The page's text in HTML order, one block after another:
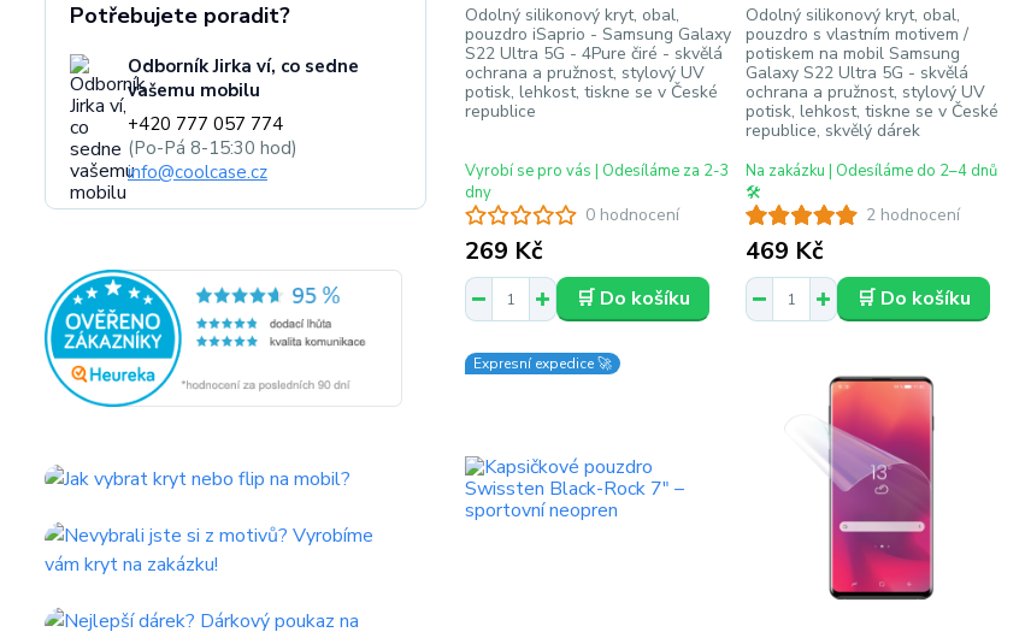
Potřebujete poradit?
Odborník Jirka ví, co sedne
vašemu mobilu
+420 777 057 774
(Po-Pá 8-15:30 hod)
info@coolcase.cz
0 hodnocení
Odolný silikonový kryt, obal,
pouzdro iSaprio - Samsung Galaxy
S22 Ultra 5G - 4Pure čiré - skvělá
ochrana a pružnost, stylový UV
potisk, lehkost, tiskne se v České
republice
269 Kč
Vyrobí se pro vás | Odesíláme za 2-3
dny
🛒 Do košíku
2 hodnocení
Odolný silikonový kryt, obal,
pouzdro s vlastním motivem /
potiskem na mobil Samsung
Galaxy S22 Ultra 5G - skvělá
ochrana a pružnost, stylový UV
potisk, lehkost, tiskne se v České
republice, skvělý dárek
469 Kč
Na zakázku | Odesíláme do 2–4 dnů
🛠️
🛒 Do košíku
Expresní expedice 🚀